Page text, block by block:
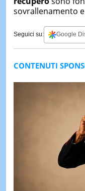
sovrallenamento
Seguici su: Google